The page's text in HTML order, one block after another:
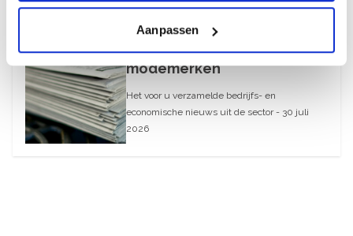
Aanpassen
What’s Up – AI-blunders bij
webwinkels en
modemerken
30 juli 2026
Het voor u verzamelde bedrijfs- en
economische nieuws uit de sector - 30 juli
2026